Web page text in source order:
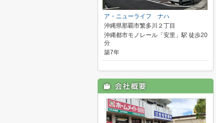
ア・ニューライフ ナハ
沖縄県那覇市繁多川２丁目
沖縄都市モノレール「安里」駅 徒歩20
分
築7年